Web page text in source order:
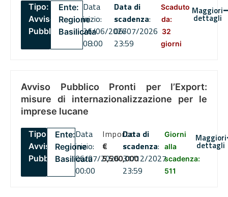
Tipo:
Avviso
Pubblico
Ente:
Regione
Basilicata
Data
inizio:
26/06/2026
08:00
Data di
scadenza:
06/07/2026
23:59
Scaduto
da:
32
giorni
Maggiori
dettagli
Avviso Pubblico Pronti per l’Export:
misure di internazionalizzazione per le
imprese lucane
Tipo:
Avviso
Pubblico
Ente:
Regione
Basilicata
Data
inizio:
06/07/2026
00:00
Importo
€
5,500,000
Data di
scadenza:
31/12/2027
23:59
Giorni
alla
scadenza:
511
Maggiori
dettagli